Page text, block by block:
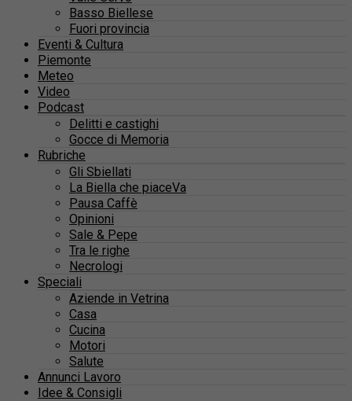
Basso Biellese
Fuori provincia
Eventi & Cultura
Piemonte
Meteo
Video
Podcast
Delitti e castighi
Gocce di Memoria
Rubriche
Gli Sbiellati
La Biella che piaceVa
Pausa Caffè
Opinioni
Sale & Pepe
Tra le righe
Necrologi
Speciali
Aziende in Vetrina
Casa
Cucina
Motori
Salute
Annunci Lavoro
Idee & Consigli